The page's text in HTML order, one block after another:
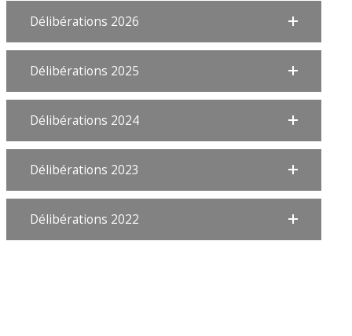
Délibérations 2026
Délibérations 2025
Délibérations 2024
Délibérations 2023
Délibérations 2022